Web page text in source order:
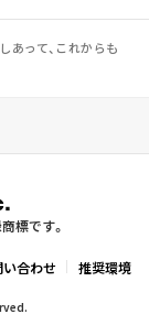
しあって、これからも
標です。
い合わせ 推奨環境